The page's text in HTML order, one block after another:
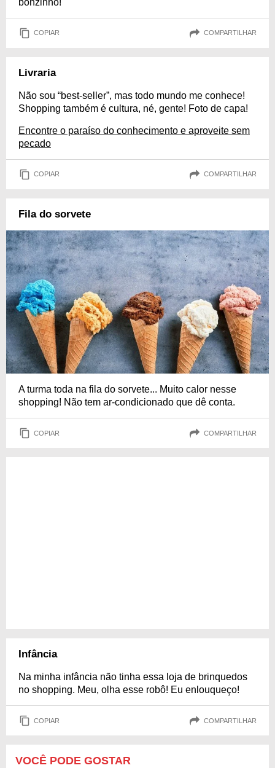
COPIAR COMPARTILHAR
Livraria
Não sou “best-seller”, mas todo mundo me conhece!
Shopping também é cultura, né, gente! Foto de capa!
Encontre o paraíso do conhecimento e aproveite sem
pecado
COPIAR COMPARTILHAR
Fila do sorvete
A turma toda na fila do sorvete... Muito calor nesse
shopping! Não tem ar-condicionado que dê conta.
COPIAR COMPARTILHAR
Infância
Na minha infância não tinha essa loja de brinquedos
no shopping. Meu, olha esse robô! Eu enlouqueço!
COPIAR COMPARTILHAR
VOCÊ PODE GOSTAR